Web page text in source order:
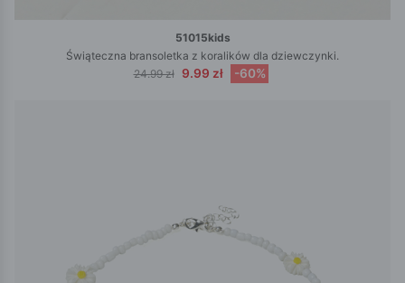
51015kids
Świąteczna bransoletka z koralików dla dziewczynki.
24.99 zł 9.99 zł -60%